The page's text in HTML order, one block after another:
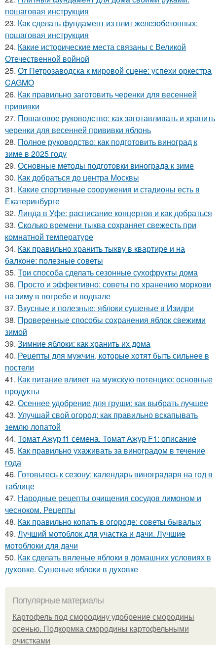
пошаговая инструкция
23. Как сделать фундамент из плит железобетонных:
пошаговая инструкция
24. Какие исторические места связаны с Великой
Отечественной войной
25. От Петрозаводска к мировой сцене: успехи оркестра
CAGMO
26. Как правильно заготовить черенки для весенней
прививки
27. Пошаговое руководство: как заготавливать и хранить
черенки для весенней прививки яблонь
28. Полное руководство: как подготовить виноград к
зиме в 2025 году
29. Основные методы подготовки винограда к зиме
30. Как добраться до центра Москвы
31. Какие спортивные сооружения и стадионы есть в
Екатеринбурге
32. Линда в Уфе: расписание концертов и как добраться
33. Сколько времени тыква сохраняет свежесть при
комнатной температуре
34. Как правильно хранить тыкву в квартире и на
балконе: полезные советы
35. Три способа сделать сезонные сухофрукты дома
36. Просто и эффективно: советы по хранению моркови
на зиму в погребе и подвале
37. Вкусные и полезные: яблоки сушеные в Изидри
38. Проверенные способы сохранения яблок свежими
зимой
39. Зимние яблоки: как хранить их дома
40. Рецепты для мужчин, которые хотят быть сильнее в
постели
41. Как питание влияет на мужскую потенцию: основные
продукты
42. Осеннее удобрение для груши: как выбрать лучшее
43. Улучшай свой огород: как правильно вскапывать
землю лопатой
44. Томат Ажур f1 семена. Томат Ажур F1: описание
45. Как правильно ухаживать за виноградом в течение
года
46. Готовьтесь к сезону: календарь виноградаря на год в
таблице
47. Народные рецепты очищения сосудов лимоном и
чесноком. Рецепты
48. Как правильно копать в огороде: советы бывалых
49. Лучший мотоблок для участка и дачи. Лучшие
мотоблоки для дачи
50. Как сделать вяленые яблоки в домашних условиях в
духовке. Сушеные яблоки в духовке
Популярные материалы
Картофель под смородину удобрение смородины
осенью. Подкормка смородины картофельными
очистками